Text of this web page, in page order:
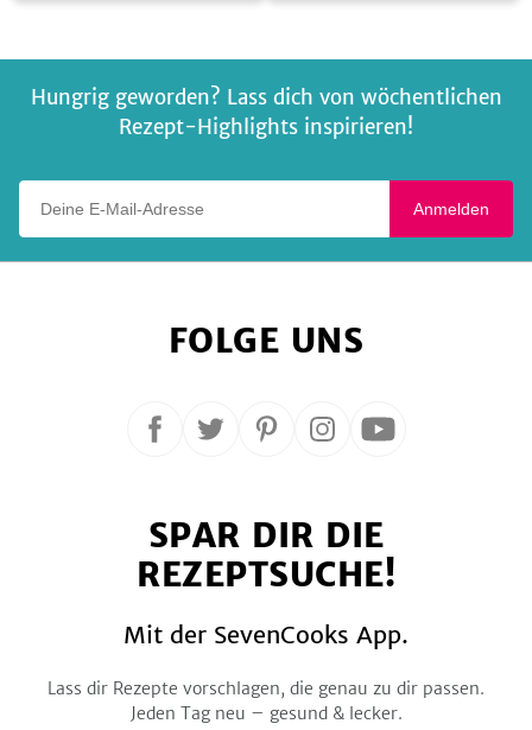
Hungrig geworden? Lass dich von wöchentlichen
Rezept-Highlights inspirieren!
Anmelden
FOLGE UNS
Folge
Facebook
Folge
Twitter
Folge
Pinterest
Folge
Instagram
Folge
YouTube
SPAR DIR DIE
REZEPTSUCHE!
Mit der SevenCooks App.
Lass dir Rezepte vorschlagen, die genau zu dir passen.
Jeden Tag neu – gesund & lecker.